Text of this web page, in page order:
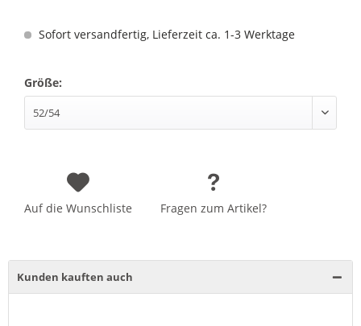
Sofort versandfertig, Lieferzeit ca. 1-3 Werktage
Größe:
Auf die Wunschliste Fragen zum Artikel?
Kunden kauften auch